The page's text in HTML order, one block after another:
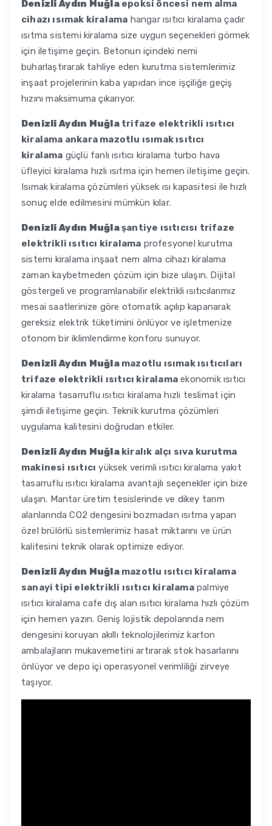
Denizli Aydın Muğlaepoksi öncesi nem alma
cihazı ısımak kiralama hangar ısıtıcı kiralama çadır
ısıtma sistemi kiralama size uygun seçenekleri görmek
için iletişime geçin. Betonun içindeki nemi
buharlaştırarak tahliye eden kurutma sistemlerimiz
inşaat projelerinin kaba yapıdan ince işçiliğe geçiş
hızını maksimuma çıkarıyor.
Denizli Aydın Muğlatrifaze elektrikli ısıtıcı
kiralama ankara mazotlu ısımak ısıtıcı
kiralama güçlü fanlı ısıtıcı kiralama turbo hava
üfleyici kiralama hızlı ısıtma için hemen iletişime geçin.
Isımak kiralama çözümleri yüksek ısı kapasitesi ile hızlı
sonuç elde edilmesini mümkün kılar.
Denizli Aydın Muğlaşantiye ısıtıcısı trifaze
elektrikli ısıtıcı kiralama profesyonel kurutma
sistemi kiralama inşaat nem alma cihazı kiralama
zaman kaybetmeden çözüm için bize ulaşın. Dijital
göstergeli ve programlanabilir elektrikli ısıtıcılarımız
mesai saatlerinize göre otomatik açılıp kapanarak
gereksiz elektrik tüketimini önlüyor ve işletmenize
otonom bir iklimlendirme konforu sunuyor.
Denizli Aydın Muğlamazotlu ısımak ısıtıcıları
trifaze elektrikli ısıtıcı kiralama ekonomik ısıtıcı
kiralama tasarruflu ısıtıcı kiralama hızlı teslimat için
şimdi iletişime geçin. Teknik kurutma çözümleri
uygulama kalitesini doğrudan etkiler.
Denizli Aydın Muğlakiralık alçı sıva kurutma
makinesi ısıtıcı yüksek verimli ısıtıcı kiralama yakıt
tasarruflu ısıtıcı kiralama avantajlı seçenekler için bize
ulaşın. Mantar üretim tesislerinde ve dikey tarım
alanlarında CO2 dengesini bozmadan ısıtma yapan
özel brülörlü sistemlerimiz hasat miktarını ve ürün
kalitesini teknik olarak optimize ediyor.
Denizli Aydın Muğlamazotlu ısıtıcı kiralama
sanayi tipi elektrikli ısıtıcı kiralamapalmiye
ısıtıcı kiralama cafe dış alan ısıtıcı kiralama hızlı çözüm
için hemen yazın. Geniş lojistik depolarında nem
dengesini koruyan akıllı teknolojilerimiz karton
ambalajların mukavemetini artırarak stok hasarlarını
önlüyor ve depo içi operasyonel verimliliği zirveye
taşıyor.